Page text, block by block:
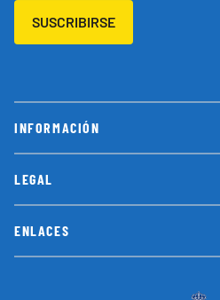
INFORMACIÓN
LEGAL
ENLACES
SUSCRIBIRSE